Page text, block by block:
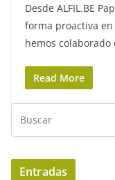
Desde ALFIL.BE
forma proactiva en
hemos
Read More
Entradas